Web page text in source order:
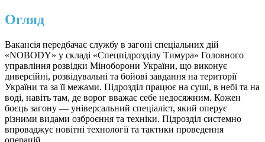
Огляд
Вакансія передбачає службу в загоні спеціальних дій
«NOBODY» у складі «Спецпідрозділу Тимура» Головного
управління розвідки Міноборони України, що виконує
диверсійні, розвідувальні та бойові завдання на території
України та за її межами. Підрозділ працює на суші, в небі та на
воді, навіть там, де ворог вважає себе недосяжним. Кожен
боєць загону — універсальний спеціаліст, який оперує
різними видами озброєння та техніки. Підрозділ системно
впроваджує новітні технології та тактики проведення
операцій.